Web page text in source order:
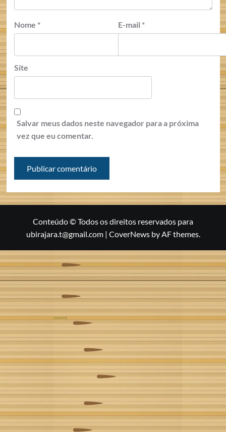
Nome * E-mail *
Site
Salvar meus dados neste navegador para a próxima
vez que eu comentar.
Conteúdo © Todos os direitos reservados para
ubirajara.t@gmail.com | CoverNewsby AF themes.